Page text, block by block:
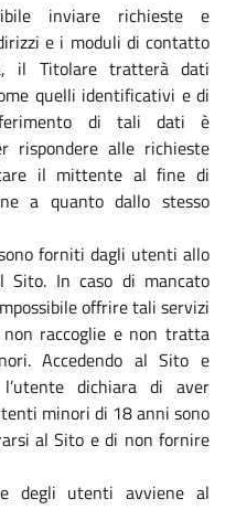
inviare richieste e
e i moduli di contatto
il Titolare tratterà dati
quelli identificativi e di
di tali dati è
rispondere alle richieste
il mittente al fine di
a quanto dallo stesso
forniti dagli utenti allo
Sito. In caso di mancato
offrire tali servizi
raccoglie e non tratta
Accedendo al Sito e
dichiara di aver
minori di 18 anni sono
al Sito e di non fornire
degli utenti avviene al